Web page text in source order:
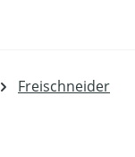
Freischneider